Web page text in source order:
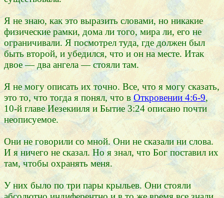
Я не знаю, как это выразить словами, но никакие
физические рамки, дома ли того, мира ли, его не
ограничивали. Я посмотрел туда, где должен был
быть второй, и убедился, что и он на месте. Итак
двое — два ангела — стояли там.
Я не могу описать их точно. Все, что я могу сказать,
это то, что тогда я понял, что вОткровении 4:6-9,
10-й главе Иезекииля и Бытие 3:24 описано почти
неописуемое.
Они не говорили со мной. Они не сказали ни слова.
И я ничего не сказал. Но я знал, что Бог поставил их
там, чтобы охранять меня.
У них было по три пары крыльев. Они стояли